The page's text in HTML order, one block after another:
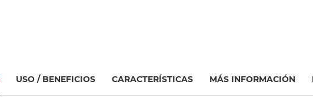
USO / BENEFICIOS CARACTERÍSTICAS MÁS INFORMACIÓN